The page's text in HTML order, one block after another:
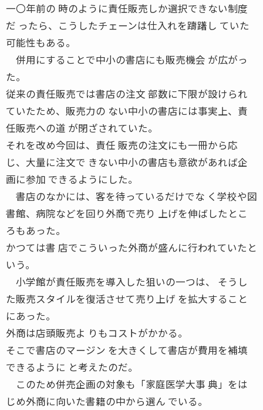
一〇年前の 時のように責任販売しか選択できない制度
だ ったら、こうしたチェーンは仕入れを躊躇し ていた
可能性もある。
併用にすることで中小の書店にも販売機会 が広がっ
た。
従来の責任販売では書店の注文 部数に下限が設けられ
ていたため、販売力の ない中小の書店には事実上、責
任販売への道 が閉ざされていた。
それを改め今回は、責任 販売の注文にも一冊から応
じ、大量に注文で きない中小の書店も意欲があれば企
画に参加 できるようにした。
書店のなかには、客を待っているだけでな く学校や図
書館、病院などを回り外商で売り 上げを伸ばしたとこ
ろもあった。
かつては書 店でこういった外商が盛んに行われていたと
いう。
小学館が責任販売を導入した狙いの一つは、 そうし
た販売スタイルを復活させて売り上げ を拡大すること
にあった。
外商は店頭販売よ りもコストがかかる。
そこで書店のマージン を大きくして書店が費用を補填
できるように と考えたのだ。
このため併売企画の対象も「家庭医学大事 典」をは
じめ外商に向いた書籍の中から選ん でいる。